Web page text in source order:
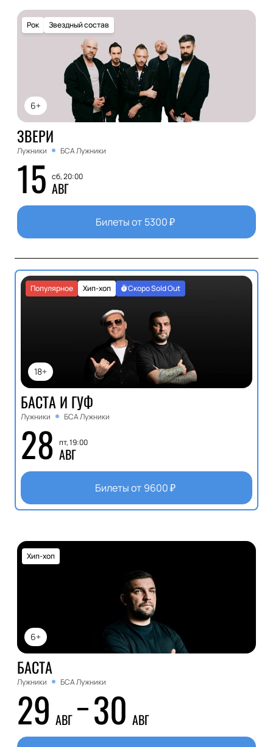
6+
Рок Звездный состав
ЗВЕРИ
Лужники БСА Лужники
15 сб, 20:00
АВГ
Билеты от 5300₽
18+
Хип-хоп
Популярное Скоро Sold Out
БАСТА И ГУФ
Лужники БСА Лужники
28 пт, 19:00
АВГ
Билеты от 9600₽
6+
Хип-хоп
БАСТА
Лужники БСА Лужники
29 АВГ 30 АВГ